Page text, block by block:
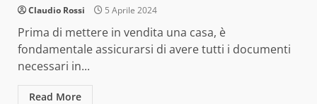
Claudio Rossi 5 Aprile 2024
Prima di mettere in vendita una casa, è
fondamentale assicurarsi di avere tutti i documenti
necessari in...
Read More